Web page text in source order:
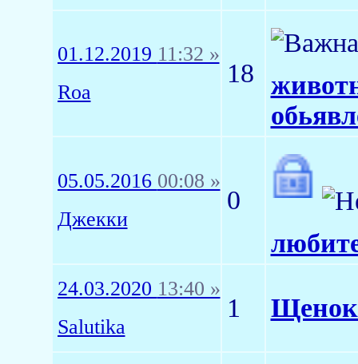
01.12.2019 11:32 »
Roa
18
05.05.2016 00:08 »
Джекки
0
24.03.2020 13:40 »
Salutika
1 Щенок